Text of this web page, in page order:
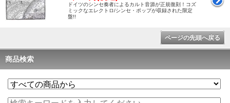
ドイツのシンセ奏者によるカルト音源が正規復刻！コズ
ミックなエレクトロ/シンセ・ポップが収録された限定
盤!!
ページの先頭へ戻る
商品検索